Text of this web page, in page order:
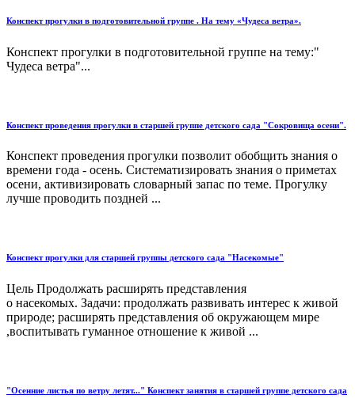
Конспект прогулки в подготовительной группе . На тему «Чудеса ветра».
Конспект прогулки в подготовительной группе на тему:"
Чудеса ветра"...
Конспект проведения прогулки в старшей группе детского сада "Сокровища осени".
Конспект проведения прогулки позволит обобщить знания о
времени года - осень. Систематизировать знания о приметах
осени, активизировать словарный запас по теме. Прогулку
лучше проводить поздней ...
Конспект прогулки для старшей группы детского сада "Насекомые"
Цель Продолжать расширять представления
о насекомых. Задачи: продолжать развивать интерес к живой
природе; расширять представления об окружающем мире
,воспитывать гуманное отношение к живой ...
"Осенние листья по ветру летят..." Конспект занятия в старшей группе детского сада